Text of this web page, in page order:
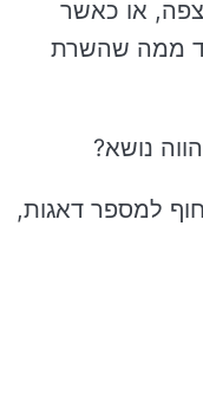
או כאשר
ממה שהשרת
נושא?
למספר דאגות,